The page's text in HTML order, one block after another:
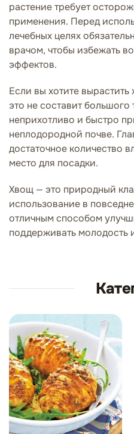
растение требует
применения. Перед
лечебных целях
врачом, чтобы избежать
эффектов.
Если вы хотите
это не составит большого
неприхотливо и быстро
неплодородной почве.
достаточное количество
место для посадки.
Хвощ — это природный
использование в
отличным способом
поддерживать молодость